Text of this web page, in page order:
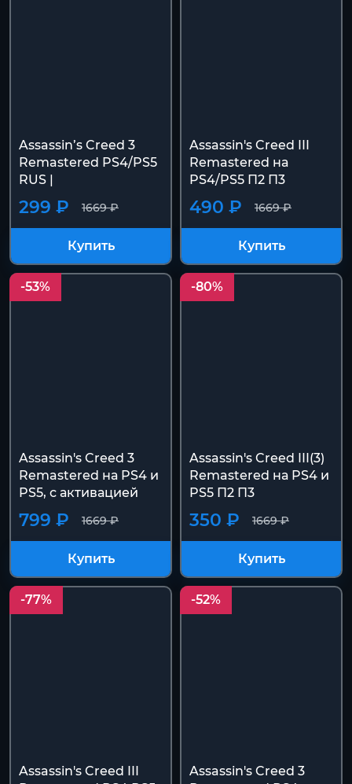
Assassin’s Creed 3
Remastered PS4/PS5
RUS |
1669 ₽
299 ₽
Купить
Assassin's Creed III
Remastered на
PS4/PS5 П2 П3
1669 ₽
490 ₽
Купить
-53%
Assassin's Creed 3
Remastered на PS4 и
PS5, с активацией
1669 ₽
799 ₽
Купить
-80%
Assassin's Creed III(3)
Remastered на PS4 и
PS5 П2 П3
1669 ₽
350 ₽
Купить
-77%
Assassin's Creed III
-52%
Assassin's Creed 3